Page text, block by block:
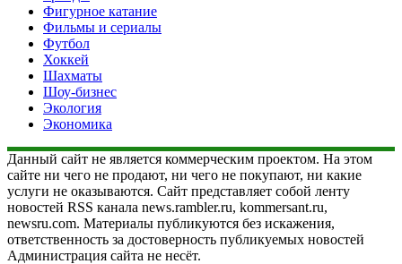
Фигурное катание
Фильмы и сериалы
Футбол
Хоккей
Шахматы
Шоу-бизнес
Экология
Экономика
Данный сайт не является коммерческим проектом. На этом
сайте ни чего не продают, ни чего не покупают, ни какие
услуги не оказываются. Сайт представляет собой ленту
новостей RSS канала news.rambler.ru, kommersant.ru,
newsru.com. Материалы публикуются без искажения,
ответственность за достоверность публикуемых новостей
Администрация сайта не несёт.